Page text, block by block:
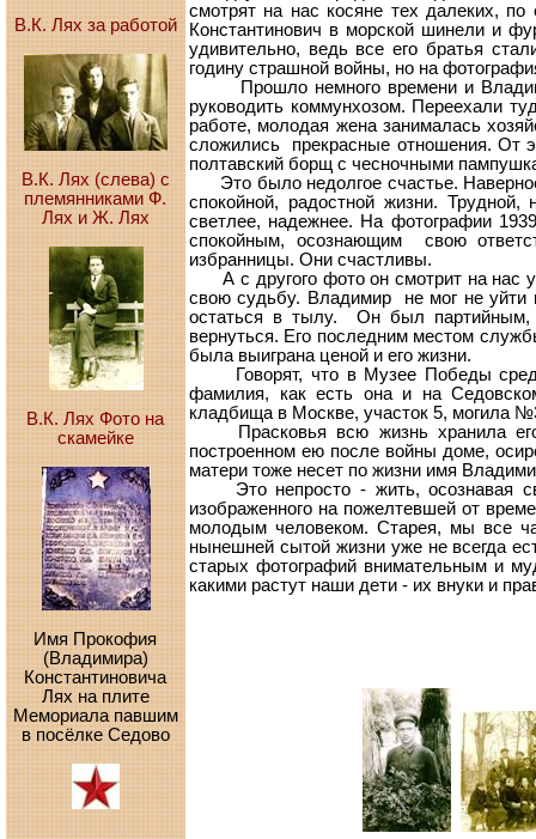
В.К. Лях за работой
В.К. Лях (слева) с
племянниками Ф.
Лях и Ж. Лях
В.К. Лях Фото на
скамейке
Имя Прокофия
(Владимира)
Константиновича
Лях на плите
Мемориала павшим
в посёлке Седово
смотрят на нас косяне тех далеких,
Константинович в морской шинели и
удивительно, ведь все его братья
годину страшной войны, но на
Прошло немного времени и
руководить коммунхозом. Переехали
работе, молодая жена занималась
сложились прекрасные отношения. От
полтавский борщ с чесночными
Это было недолгое счастье.
спокойной, радостной жизни.
светлее, надежнее. На фотографии
спокойным, осознающим свою
избранницы. Они счастливы.
А с другого фото он смотрит на нас
свою судьбу. Владимир не мог не уйти
остаться в тылу. Он был партийным,
вернуться. Его последним местом
была выиграна ценой и его жизни.
Говорят, что в Музее Победы
фамилия, как есть она и на
кладбища в Москве, участок 5, могила
Прасковья всю жизнь хранила его
построенном ею после войны доме,
матери тоже несет по жизни имя
Это непросто - жить, осознавая
изображенного на пожелтевшей от
молодым человеком. Старея, мы все
нынешней сытой жизни уже не всегда
старых фотографий внимательным и
какими растут наши дети - их внуки и